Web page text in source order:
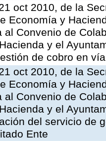
oct 2010, de la
Economía y
al Convenio de
y el
de cobro en
oct 2010, de la
Economía y
al Convenio de
y el
del servicio de
Ente